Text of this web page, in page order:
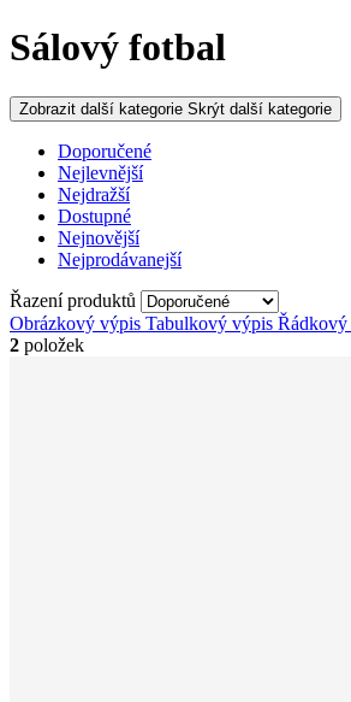
Sálový fotbal
Zobrazit další kategorie Skrýt další kategorie
Doporučené
Nejlevnější
Nejdražší
Dostupné
Nejnovější
Nejprodávanejší
Řazení produktů
Obrázkový výpis Tabulkový výpis
2 položek